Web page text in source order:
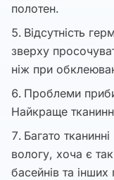
полотен.
Відсутність
зверху
ніж при
Проблеми
Найкраще
Багато
вологу, хоча є
басейнів та